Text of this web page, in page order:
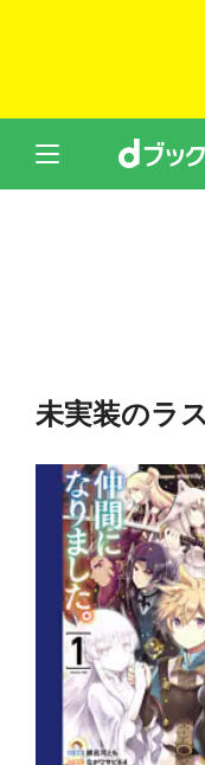
未実装のラ